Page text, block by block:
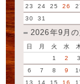
23
24 25 26
30
31
2026年9月の
日 月 火 水
1
2 3
6
7 8 9
13
14 15 16